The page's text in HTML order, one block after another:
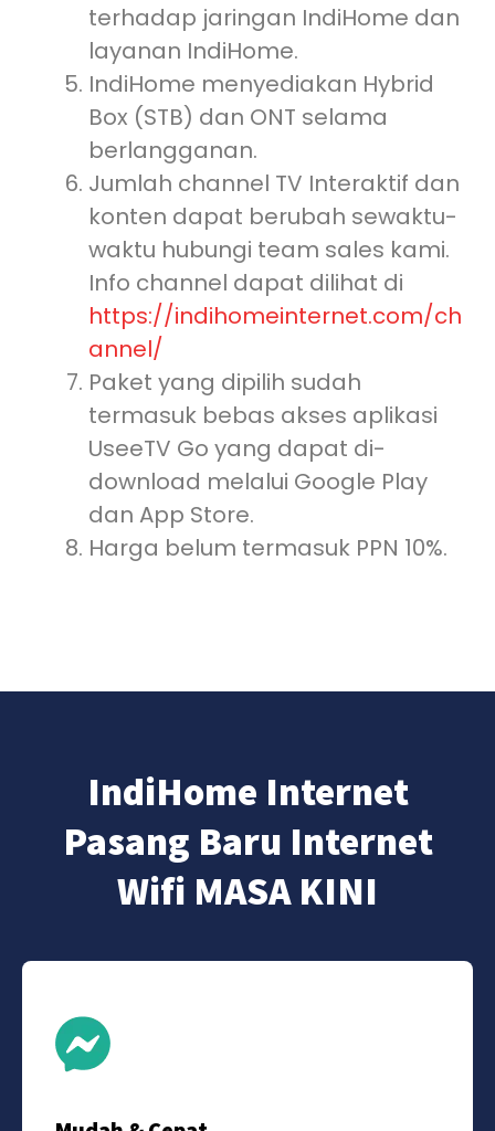
terhadap jaringan IndiHome dan
layanan IndiHome.
IndiHome menyediakan Hybrid
Box (STB) dan ONT selama
berlangganan.
Jumlah channel TV Interaktif dan
konten dapat berubah sewaktu-
waktu hubungi team sales kami.
Info channel dapat dilihat di
https://indihomeinternet.com/ch
annel/
Paket yang dipilih sudah
termasuk bebas akses aplikasi
UseeTV Go yang dapat di-
download melalui Google Play
dan App Store.
Harga belum termasuk PPN 10%.
IndiHome Internet
Pasang Baru Internet
Wifi MASA KINI